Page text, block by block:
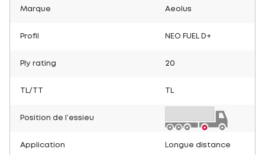
Marque Aeolus
Profil NEO FUEL D+
Ply rating 20
TL/TT
Position de l’essieu
Application Longue distance